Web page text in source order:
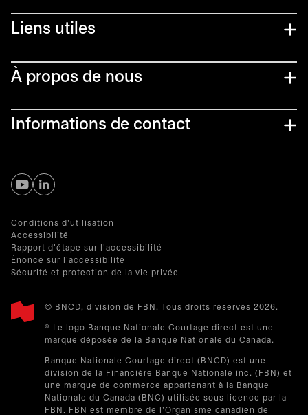
Liens utiles​
À propos de nous
Informations de contact
s’ouvre dans un nouvel onglet
s’ouvre dans un nouvel onglet
Conditions d'utilisation
Accessibilité
Rapport d'étape sur l'accessibilité
Énoncé sur l'accessibilité
Sécurité et protection de la vie privée
© BNCD, division de FBN. Tous droits réservés 2026.
® Le logo Banque Nationale Courtage direct est une
marque déposée de la Banque Nationale du Canada.
Banque Nationale Courtage direct (BNCD) est une
division de la Financière Banque Nationale inc. (FBN) et
une marque de commerce appartenant à la Banque
Nationale du Canada (BNC) utilisée sous licence par la
FBN. FBN est membre de l'Organisme canadien de